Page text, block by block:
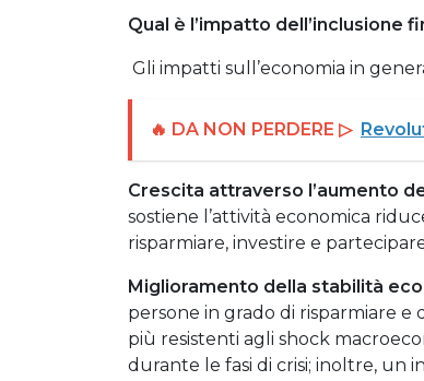
Qual è l’impatto dell’inclusione
Gli impatti sull’economia in
🔥 DA NON PERDERE ▷
Crescita attraverso l’aumento
sostiene l’attività economica
risparmiare, investire e
Miglioramento della stabilità
persone in grado di risparmiare e
più resistenti agli shock
durante le fasi di crisi; inoltre, un